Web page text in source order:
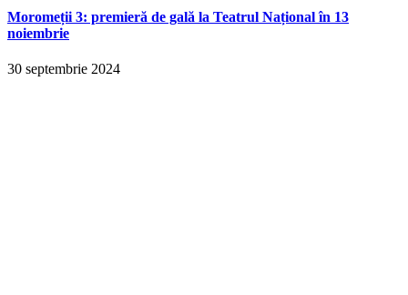
Moromeții 3: premieră de gală la Teatrul Național în 13
noiembrie
30 septembrie 2024